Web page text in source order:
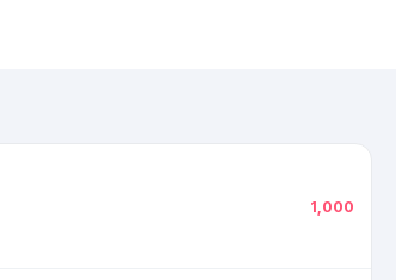
1,000